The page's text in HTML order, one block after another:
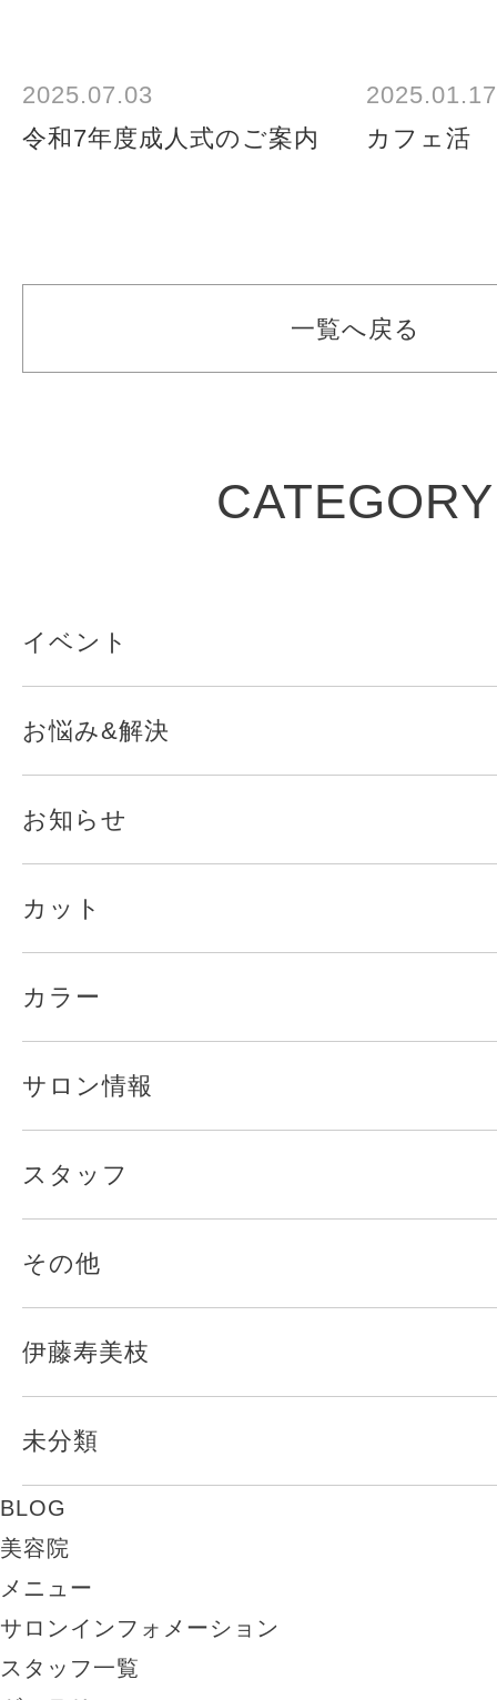
2025.07.03
令和7年度成人式のご案内
2025.01.17
カフェ活
一覧へ戻る
CATEGORY
イベント
お悩み&解決
お知らせ
カット
カラー
サロン情報
スタッフ
その他
伊藤寿美枝
未分類
BLOG
美容院
メニュー
サロンインフォメーション
スタッフ一覧